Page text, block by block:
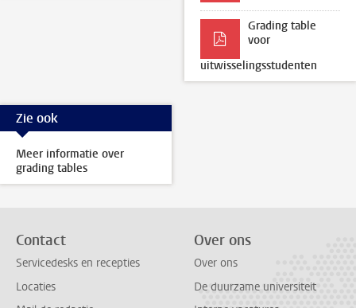
Grading table
voor
uitwisselingsstudenten
Zie ook
Meer informatie over
grading tables
Contact
Servicedesks en recepties
Locaties
Over ons
Over ons
De duurzame universiteit